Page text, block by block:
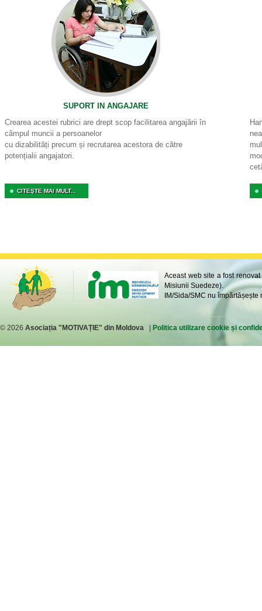
SUPORT IN ANGAJARE
Crearea acestei rubrici are drept scop facilitarea angajării în
câmpul muncii a persoanelor
cu dizabilități precum și recrutarea acestora de către
potențialii angajatori.
CITEŞTE MAI MULT...
Aceast web site a fost
Misiunii Suedeze).
IM/Sida/SMC nu
© 2026 Asociația "MOTIVAȚIE" din Moldova Politica utilizare cookie și